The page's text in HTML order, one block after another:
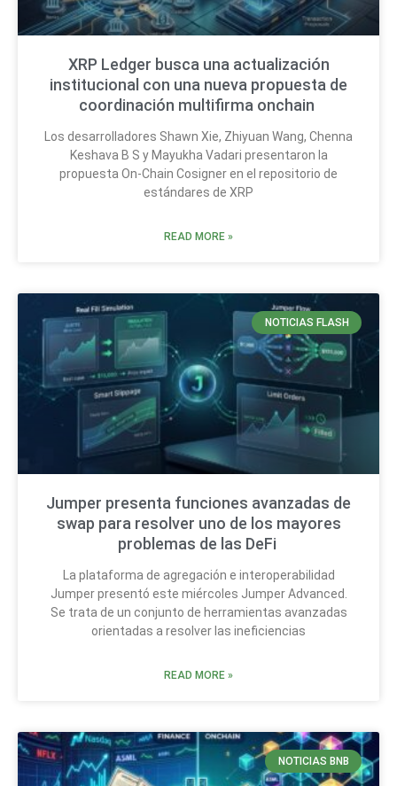
XRP Ledger busca una actualización
institucional con una nueva propuesta de
coordinación multifirma onchain
Los desarrolladores Shawn Xie, Zhiyuan Wang, Chenna
Keshava B S y Mayukha Vadari presentaron la
propuesta On-Chain Cosigner en el repositorio de
estándares de XRP
READ MORE »
NOTICIAS FLASH
Jumper presenta funciones avanzadas de
swap para resolver uno de los mayores
problemas de las DeFi
La plataforma de agregación e interoperabilidad
Jumper presentó este miércoles Jumper Advanced.
Se trata de un conjunto de herramientas avanzadas
orientadas a resolver las ineficiencias
READ MORE »
NOTICIAS BNB